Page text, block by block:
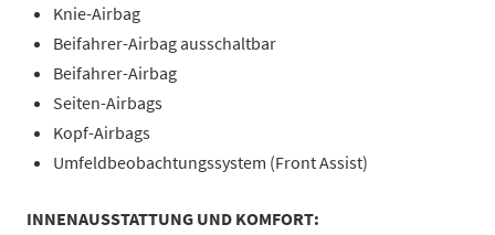
Knie-Airbag
Beifahrer-Airbag ausschaltbar
Beifahrer-Airbag
Seiten-Airbags
Kopf-Airbags
Umfeldbeobachtungssystem (Front Assist)
INNENAUSSTATTUNG UND KOMFORT: